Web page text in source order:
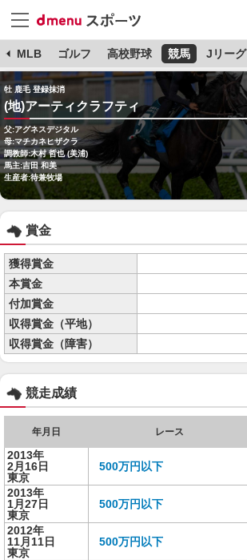
MLB ゴルフ 高校野球 競馬 Jリーグ
牡 鹿毛 登録抹消
(地)アーティクラフティ
父:アグネスデジタル
母:マチカネヒザクラ
調教師:木村 哲也 (美浦)
馬主:吉田 和美
生産者:待兼牧場
賞金
獲得賞金
本賞金
付加賞金
収得賞金（平地）
収得賞金（障害）
競走成績
年月日 レース
2013年
2月16日
東京
500万円以下
2013年
1月27日
東京
500万円以下
2012年
11月11日
東京
500万円以下